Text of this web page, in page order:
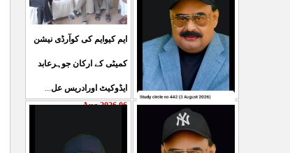
ایم کیوایم کی کوآرڈی نیشن
کمیٹی کے ارکان جوہرعابد
ایڈوکیٹ اورادریس عل...
06 Aug 2026
حکومت پاکستان کی جانب
سے آزادکشمیرالیکشن کی